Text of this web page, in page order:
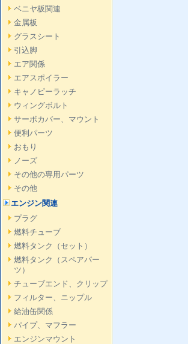
ベニヤ板関連
金属板
グラスシート
引込脚
エア関係
エアスポイラー
キャノピーラッチ
ウィングボルト
サーボカバー、マウント
便利パーツ
おもり
ノーズ
その他の専用パーツ
その他
エンジン関連
プラグ
燃料チューブ
燃料タンク（セット）
燃料タンク（スペアパー
ツ）
チューブエンド、クリップ
フィルター、ニップル
給油缶関係
パイプ、マフラー
エンジンマウント